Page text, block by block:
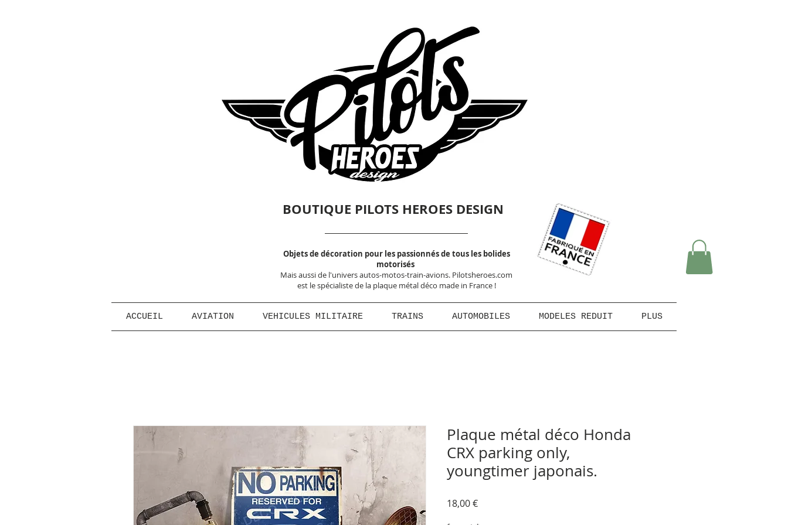
BOUTIQUE PILOTS HEROES DESIGN
Objets de décoration pour les passionnés de tous les bolides
motorisés
Mais aussi de l'univers autos-motos-train-avions. Pilotsheroes.com
est le spécialiste de la plaque métal déco made in France !
ACCUEIL AVIATION VEHICULES MILITAIRE TRAINS AUTOMOBILES MODELES REDUIT PLUS
Plaque métal déco Honda
CRX parking only,
youngtimer japonais.
18,00 €Prix